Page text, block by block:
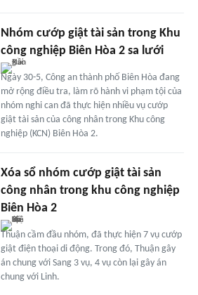
Nhóm cướp giật tài sản trong Khu
công nghiệp Biên Hòa 2 sa lưới
Ngày 30-5, Công an thành phố Biên Hòa đang
mở rộng điều tra, làm rõ hành vi phạm tội của
nhóm nghi can đã thực hiện nhiều vụ cướp
giật tài sản của công nhân trong Khu công
nghiệp (KCN) Biên Hòa 2.
Xóa sổ nhóm cướp giật tài sản
công nhân trong khu công nghiệp
Biên Hòa 2
Thuận cầm đầu nhóm, đã thực hiện 7 vụ cướp
giật điện thoại di động. Trong đó, Thuận gây
án chung với Sang 3 vụ, 4 vụ còn lại gây án
chung với Linh.